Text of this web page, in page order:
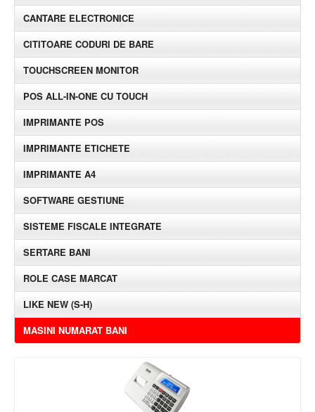
CANTARE ELECTRONICE
CITITOARE CODURI DE BARE
TOUCHSCREEN MONITOR
POS ALL-IN-ONE CU TOUCH
IMPRIMANTE POS
IMPRIMANTE ETICHETE
IMPRIMANTE A4
SOFTWARE GESTIUNE
SISTEME FISCALE INTEGRATE
SERTARE BANI
ROLE CASE MARCAT
LIKE NEW (S-H)
MASINI NUMARAT BANI